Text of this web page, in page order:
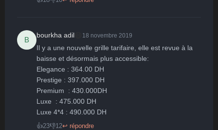
B
bourkha adil 18 novembre 2019
Il y a une nouvelle grille tarifaire, elle est revue à la
baisse et désormais plus accessible:
Elegance : 364.00 DH
Prestige : 397.000 DH
Premium  : 430.000DH
Luxe  : 475.000 DH
👍23👎12↩ répondre